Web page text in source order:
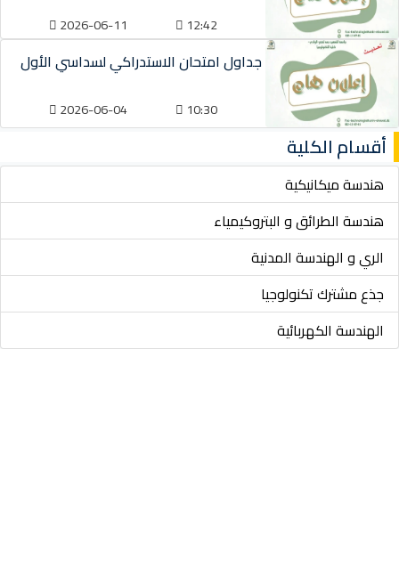
12:42
2026-06-11
جداول امتحان الاستدراكي لسداسي الأول
10:30
2026-06-04
أقسام الكلية
هندسة ميكانيكية
هندسة الطرائق و البتروكيمياء
الري و الهندسة المدنية
جذع مشترك تكنولوجيا
الهندسة الكهربائية